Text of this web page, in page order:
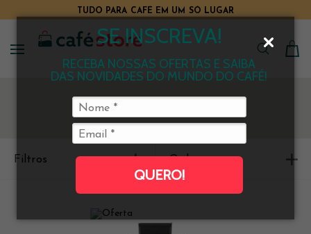
SE INSCREVA!
RECEBA NOSSAS OFERTAS E SAIBA
DAS NOVIDADES DO MUNDO DO CAFÉ!
QUERO!
TUDO PARA CAFÉ EM UM SÓ LUGAR
Filtros Ordenar